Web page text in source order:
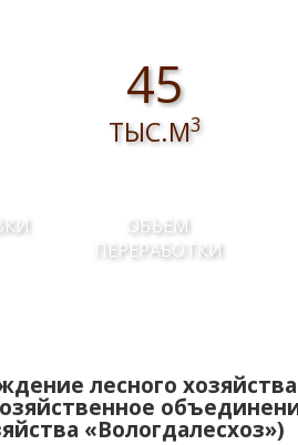
45
ТЫС.М3
ОБЪЕМ
ПЕРЕРАБОТКИ
лесного
«Вологдалесхоз»)